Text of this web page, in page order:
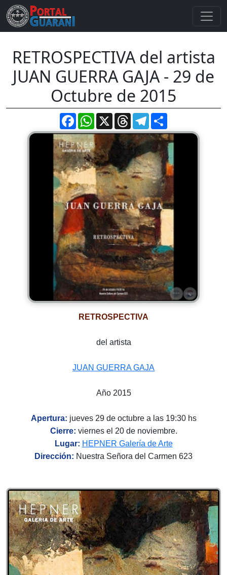
RETROSPECTIVA del artista
JUAN GUERRA GAJA - 29 de
Octubre de 2015
FacebookWhatsApp
X ThreadsTelegram
RETROSPECTIVA
del artista
JUAN GUERRA GAJA
Año 2015
Apertura: jueves 29 de octubre a las 19:30 hs
Cierre: viernes el 20 de noviembre.
Lugar: HEPNER Galería de Arte
Dirección: Nuestra Señora del Carmen 623